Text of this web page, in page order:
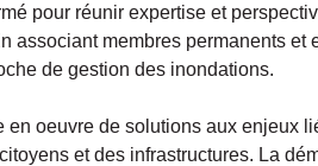
pour réunir expertise et
associant membres permanents
de gestion des inondations.
en oeuvre de solutions aux enjeux
et des infrastructures. La